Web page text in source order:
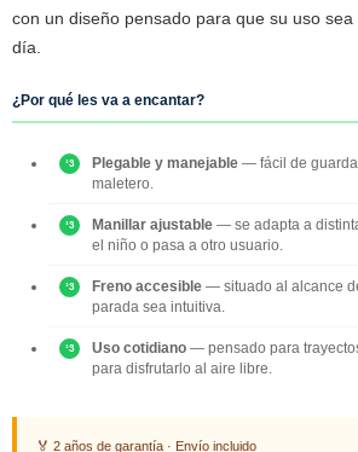
con un diseño pensado para que su uso
día.
¿Por qué les va a encantar?
Plegable y manejable — fácil de
maletero.
Manillar ajustable — se adapta a
el niño o pasa a otro usuario.
Freno accesible — situado al alcance
parada sea intuitiva.
Uso cotidiano — pensado para
para disfrutarlo al aire libre.
🏅 2 años de garantía · Envío incluido